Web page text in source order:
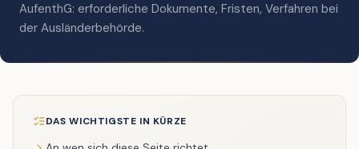
AufenthG: erforderliche Dokumente, Fristen, Verfahren bei
der Ausländerbehörde.
DAS WICHTIGSTE IN KÜRZE